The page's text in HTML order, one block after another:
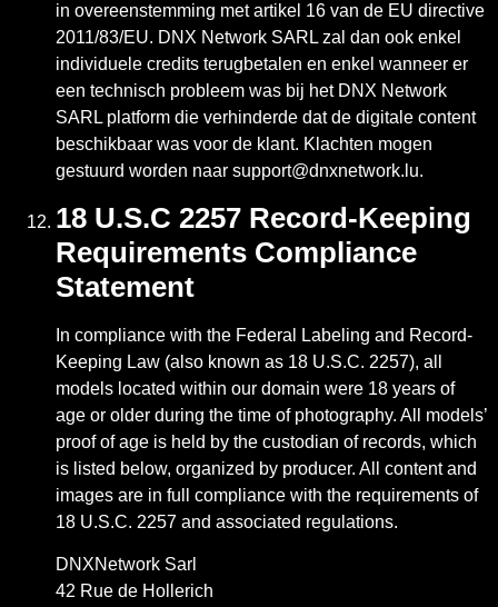
in overeenstemming met artikel 16 van de EU directive
2011/83/EU. DNX Network SARL zal dan ook enkel
individuele credits terugbetalen en enkel wanneer er
een technisch probleem was bij het DNX Network
SARL platform die verhinderde dat de digitale content
beschikbaar was voor de klant. Klachten mogen
gestuurd worden naar support@dnxnetwork.lu.
18 U.S.C 2257 Record-Keeping
Requirements Compliance
Statement
In compliance with the Federal Labeling and Record-
Keeping Law (also known as 18 U.S.C. 2257), all
models located within our domain were 18 years of
age or older during the time of photography. All models’
proof of age is held by the custodian of records, which
is listed below, organized by producer. All content and
images are in full compliance with the requirements of
18 U.S.C. 2257 and associated regulations.
DNXNetwork Sarl
42 Rue de Hollerich